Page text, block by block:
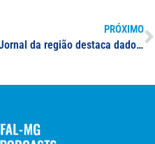
PRÓXIMO
Jornal da região destaca dados do projeto INDCOVID sobre a redução no número de mortes entre idosos do sul de Minas Gerais